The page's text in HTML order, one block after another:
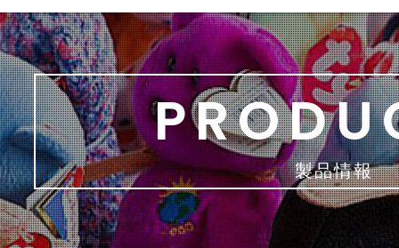
製品情報